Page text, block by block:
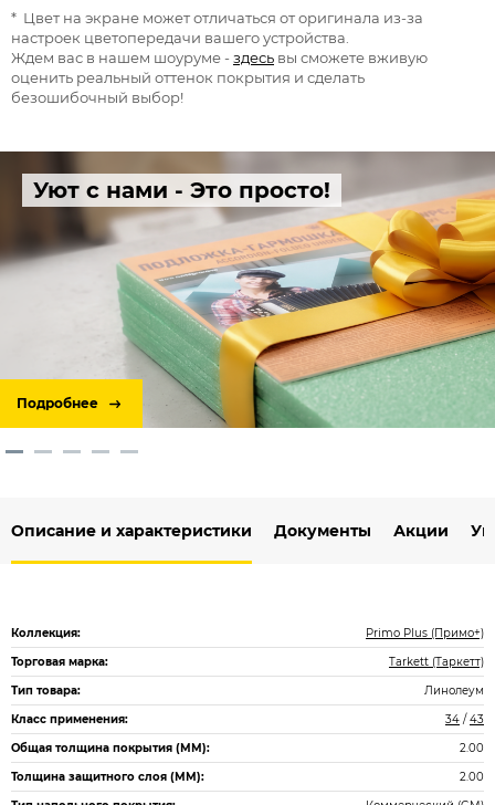
* Цвет на экране может отличаться от оригинала из-за
настроек цветопередачи вашего устройства.
Ждем вас в нашем шоуруме -здесь вы сможете вживую
оценить реальный оттенок покрытия и сделать
безошибочный выбор!
Уют с нами - Это просто!
Подробнее
Описание и характеристики Документы Акции
Коллекция:
Primo Plus (Примо+)
Торговая марка:
Tarkett (Таркетт)
Тип товара:
Линолеум
Класс применения:
34 /43
Общая толщина покрытия (ММ):
2.00
Толщина защитного слоя (ММ):
2.00